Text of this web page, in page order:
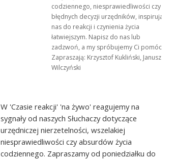
codziennego, niesprawiedliwości czy
błędnych decyzji urzędników, inspirują
nas do reakcji i czynienia życia
łatwiejszym. Napisz do nas lub
zadzwoń, a my spróbujemy Ci pomóc.
Zapraszają: Krzysztof Kukliński, Janusz
Wilczyński
W 'Czasie reakcji' 'na żywo' reagujemy na
sygnały od naszych Słuchaczy dotyczące
urzędniczej nierzetelności, wszelakiej
niesprawiedliwości czy absurdów życia
codziennego. Zapraszamy od poniedziałku do